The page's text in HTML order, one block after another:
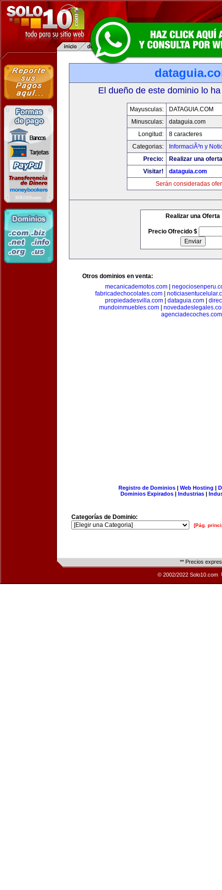
El dueño de este dominio lo
Mayusculas:
DATAGUIA.COM
Minusculas:
dataguia.com
Longitud:
8 caracteres
Categorias:
InformaciÃ³n y
Precio:
Realizar una
Visitar!
dataguia.com
Serán consideradas
Realizar una Oferta
Precio Ofrecido $
Otros dominios en venta:
mecanicademotos.com|
fabricadechocolates.com|
propiedadesvilla.com| dataguia.com|
mundoinmuebles.com
agenciadecoches.com
Registro de Dominios| Web Hosting |
Dominios Expirados | Industrias |
Categorías de Dominio:
[Pág.
** Precios
© 2002/2022 Solo10.com